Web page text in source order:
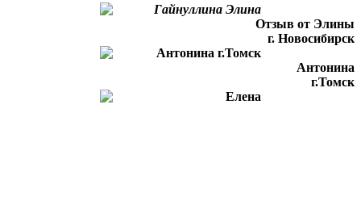
Отзыв от Элины
г. Новосибирск
Антонина
г.Томск